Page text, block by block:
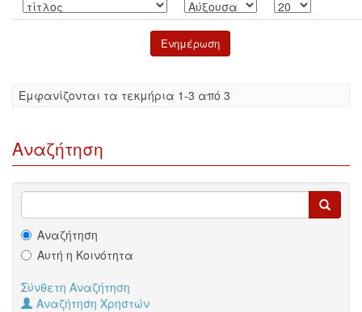
Eμφανίζονται τα τεκμήρια 1-3 από 3
Αναζήτηση
Αναζήτηση
Αυτή η Κοινότητα
Σύνθετη Αναζήτηση
Αναζήτηση Χρηστών